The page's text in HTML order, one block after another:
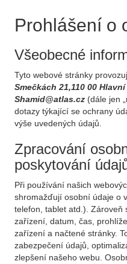
Prohlášení o
Všeobecné
Tyto webové stránky
Smečkách 21,110 00
Shamid@atlas.cz (dále jen
dotazy týkající se ochrany
výše uvedených údajů.
Zpracování
poskytování
Při používání našich
shromažďují osobní údaje o
telefon, tablet atd.). Zároveň
zařízení, datum, čas,
zařízení a načtené stránky.
zabezpečení údajů,
zlepšení našeho webu.